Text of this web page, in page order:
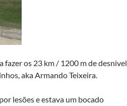
fazer os 23 km / 1200 m de desnivel
aka Armando Teixeira.
lesões e estava um bocado